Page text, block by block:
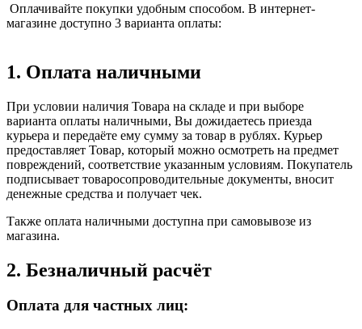
Оплачивайте покупки удобным способом. В интернет-
магазине доступно 3 варианта оплаты:
1. Оплата наличными
При условии наличия Товара на складе и при выборе
варианта оплаты наличными, Вы дожидаетесь приезда
курьера и передаёте ему сумму за товар в рублях. Курьер
предоставляет Товар, который можно осмотреть на предмет
повреждений, соответствие указанным условиям. Покупатель
подписывает товаросопроводительные документы, вносит
денежные средства и получает чек.
Также оплата наличными доступна при самовывозе из
магазина.
2. Безналичный расчёт
Оплата для частных лиц: